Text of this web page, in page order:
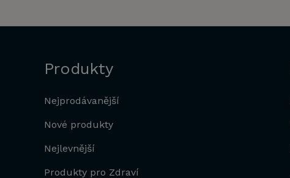
Produkty
Nejprodávanější
Nové produkty
Nejlevnější
Produkty pro Zdraví